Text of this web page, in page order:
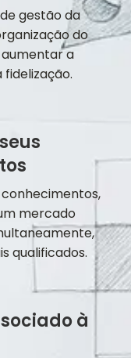
gestão da
do
a
mercado
qualificados.
à